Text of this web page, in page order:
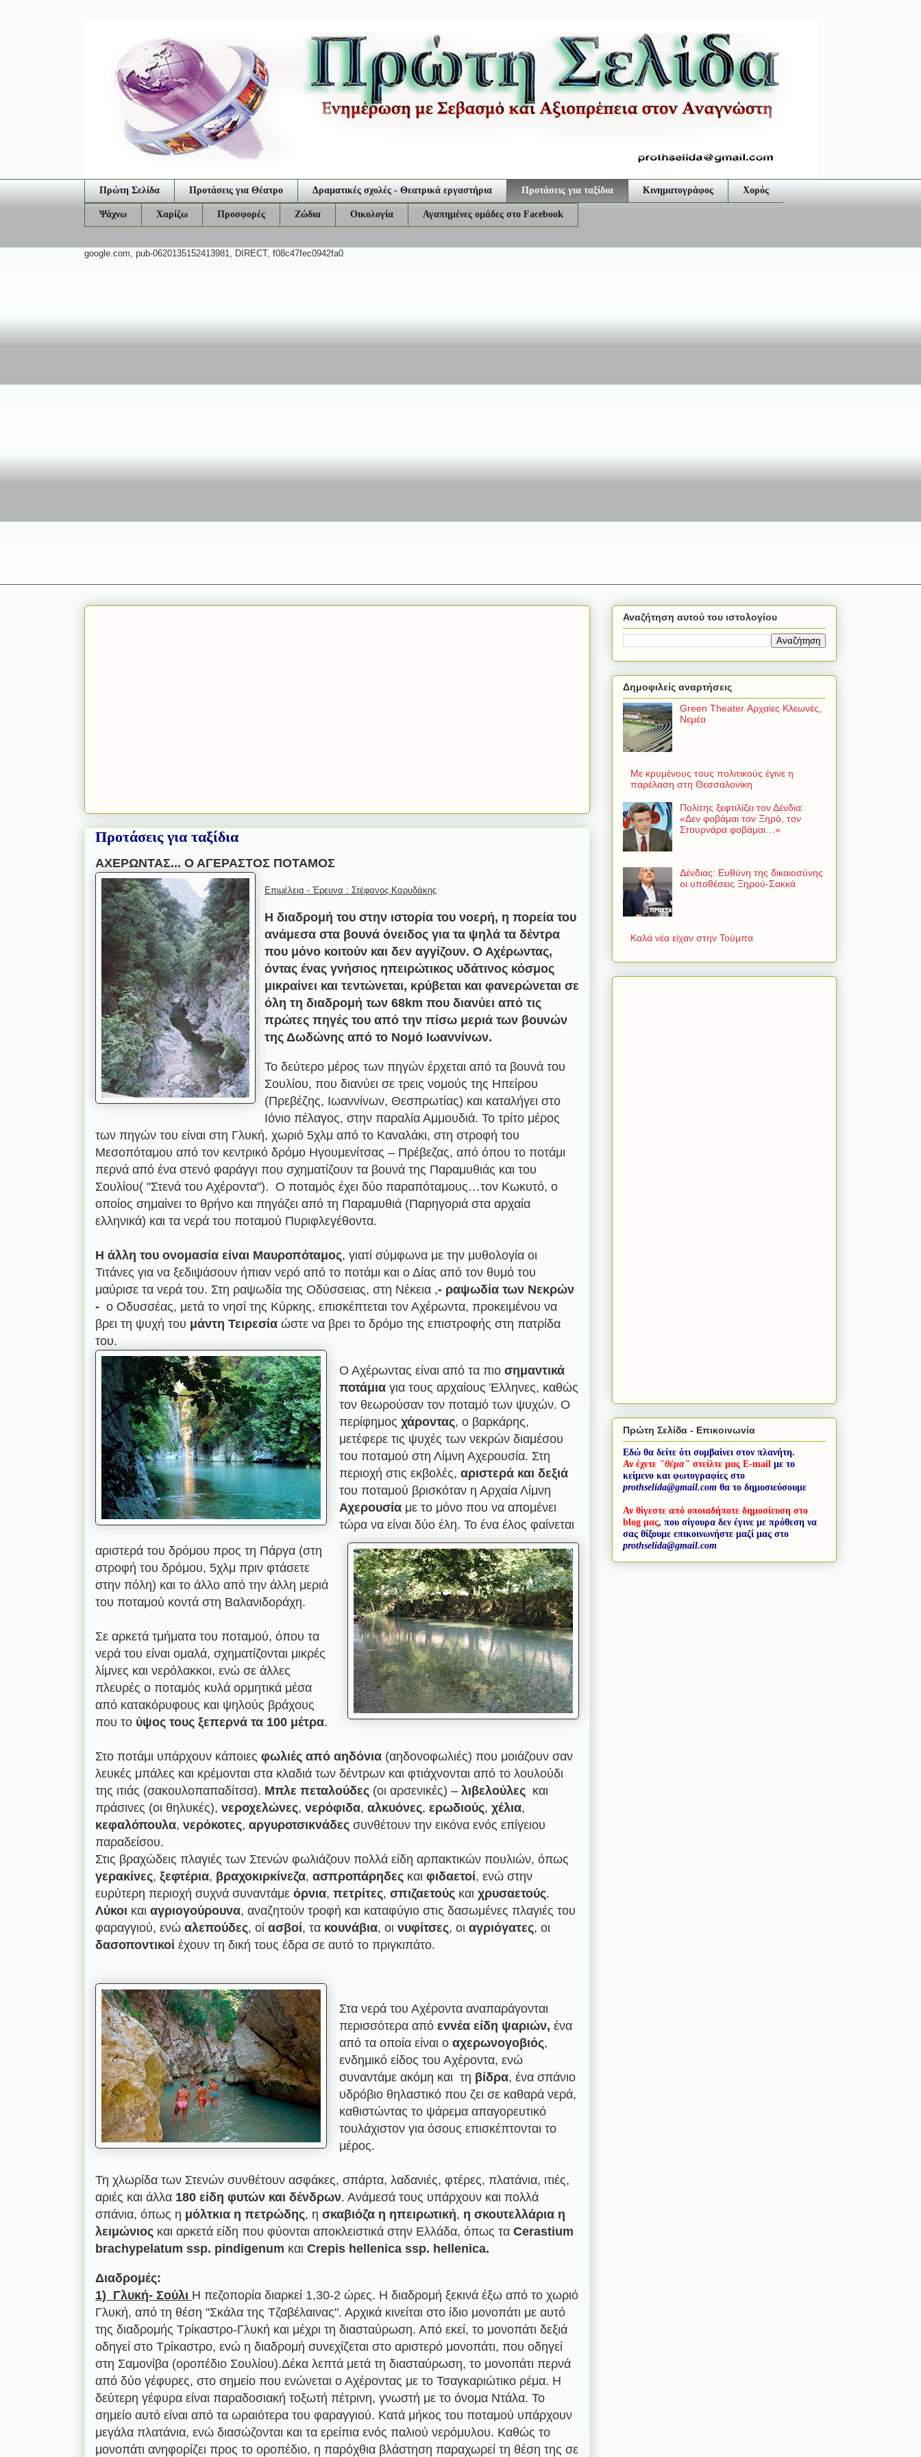
Πρώτη Σελίδα Προτάσεις για Θέατρο Δραματικές σχολές - Θεατρικά εργαστήρια Προτάσεις για ταξίδια Κινηματογράφος Χορός
Ψάχνω Χαρίζω Προσφορές Ζώδια Οικολογία Αγαπημένες ομάδες στο Facebook
google.com, pub-0620135152413981, DIRECT, f08c47fec0942fa0
Προτάσεις για ταξίδια
ΑΧΕΡΩΝΤΑΣ... Ο ΑΓΕΡΑΣΤΟΣ ΠΟΤΑΜΟΣ
Επιμέλεια - Έρευνα : Στέφανος Καρυδάκης
Η διαδρομή του στην ιστορία του νοερή, η πορεία του
ανάμεσα στα βουνά όνειδος για τα ψηλά τα δέντρα
που μόνο κοιτούν και δεν αγγίζουν. Ο Αχέρωντας,
όντας ένας γνήσιος ηπειρώτικος υδάτινος κόσμος
μικραίνει και τεντώνεται, κρύβεται και φανερώνεται σε
όλη τη διαδρομή των 68km που διανύει από τις
πρώτες πηγές του από την πίσω μεριά των βουνών
της Δωδώνης από το Νομό Ιωαννίνων.
Το δεύτερο μέρος των πηγών έρχεται από τα βουνά του
Σουλίου, που διανύει σε τρεις νομούς της Ηπείρου
(Πρεβέζης, Ιωαννίνων, Θεσπρωτίας) και καταλήγει στο
Ιόνιο πέλαγος, στην παραλία Αμμουδιά. Το τρίτο μέρος
των πηγών του είναι στη Γλυκή, χωριό 5χλμ από το Καναλάκι, στη στροφή του
Μεσοπόταμου από τον κεντρικό δρόμο Ηγουμενίτσας – Πρέβεζας, από όπου το ποτάμι
περνά από ένα στενό φαράγγι που σχηματίζουν τα βουνά της Παραμυθιάς και του
Σουλίου( "Στενά του Αχέροντα"). Ο ποταμός έχει δύο παραπόταμους…τον Κωκυτό, ο
οποίος σημαίνει το θρήνο και πηγάζει από τη Παραμυθιά (Παρηγοριά στα αρχαία
ελληνικά) και τα νερά του ποταμού Πυριφλεγέθοντα.
Η άλλη του ονομασία είναι Μαυροπόταμος, γιατί σύμφωνα με την μυθολογία οι
Τιτάνες για να ξεδιψάσουν ήπιαν νερό από το ποτάμι και ο Δίας από τον θυμό του
μαύρισε τα νερά του. Στη ραψωδία της Οδύσσειας, στη Νέκεια ,- ραψωδία των Νεκρών
- ο Οδυσσέας, μετά το νησί της Κύρκης, επισκέπτεται τον Αχέρωντα, προκειμένου να
βρει τη ψυχή του μάντη Τειρεσία ώστε να βρει το δρόμο της επιστροφής στη πατρίδα
του.
Ο Αχέρωντας είναι από τα πιο σημαντικά
ποτάμια για τους αρχαίους Έλληνες, καθώς
τον θεωρούσαν τον ποταμό των ψυχών. Ο
περίφημος χάροντας, ο βαρκάρης,
μετέφερε τις ψυχές των νεκρών διαμέσου
του ποταμού στη Λίμνη Αχερουσία. Στη
περιοχή στις εκβολές, αριστερά και δεξιά
του ποταμού βρισκόταν η Αρχαία Λίμνη
Αχερουσία με το μόνο που να απομένει
τώρα να είναι δύο έλη. Το ένα έλος φαίνεται
αριστερά του δρόμου προς τη Πάργα (στη
στροφή του δρόμου, 5χλμ πριν φτάσετε
στην πόλη) και το άλλο από την άλλη μεριά
του ποταμού κοντά στη Βαλανιδοράχη.
Σε αρκετά τμήματα του ποταμού, όπου τα
νερά του είναι ομαλά, σχηματίζονται μικρές
λίμνες και νερόλακκοι, ενώ σε άλλες
πλευρές ο ποταμός κυλά ορμητικά μέσα
από κατακόρυφους και ψηλούς βράχους
που το ύψος τους ξεπερνά τα 100 μέτρα.
Στο ποτάμι υπάρχουν κάποιες φωλιές από αηδόνια (αηδονοφωλιές) που μοιάζουν σαν
λευκές μπάλες και κρέμονται στα κλαδιά των δέντρων και φτιάχνονται από το λουλούδι
της ιτιάς (σακουλοπαπαδίτσα). Μπλε πεταλούδες (οι αρσενικές) – λιβελούλες και
πράσινες (οι θηλυκές), νεροχελώνες, νερόφιδα, αλκυόνες, ερωδιούς, χέλια,
κεφαλόπουλα, νερόκοτες, αργυροτσικνάδες συνθέτουν την εικόνα ενός επίγειου
παραδείσου.
Στις βραχώδεις πλαγιές των Στενών φωλιάζουν πολλά είδη αρπακτικών πουλιών, όπως
γερακίνες, ξεφτέρια, βραχοκιρκίνεζα, ασπροπάρηδες και φιδαετοί, ενώ στην
ευρύτερη περιοχή συχνά συναντάμε όρνια, πετρίτες, σπιζαετούς και χρυσαετούς.
Λύκοι και αγριογούρουνα, αναζητούν τροφή και καταφύγιο στις δασωμένες πλαγιές του
φαραγγιού, ενώ αλεπούδες, οί ασβοί, τα κουνάβια, οι νυφίτσες, οι αγριόγατες, οι
δασοποντικοί έχουν τη δική τους έδρα σε αυτό το πριγκιπάτο.
Στα νερά του Αχέροντα αναπαράγονται
περισσότερα από εννέα είδη ψαριών, ένα
από τα οποία είναι ο αχερωνογοβιός,
ενδημικό είδος του Αχέροντα, ενώ
συναντάμε ακόμη και τη βίδρα, ένα σπάνιο
υδρόβιο θηλαστικό που ζει σε καθαρά νερά,
καθιστώντας το ψάρεμα απαγορευτικό
τουλάχιστον για όσους επισκέπτονται το
μέρος.
Τη χλωρίδα των Στενών συνθέτουν ασφάκες, σπάρτα, λαδανιές, φτέρες, πλατάνια, ιτιές,
αριές και άλλα 180 είδη φυτών και δένδρων. Ανάμεσά τους υπάρχουν και πολλά
σπάνια, όπως η μόλτκια η πετρώδης, η σκαβιόζα η ηπειρωτική, η σκουτελλάρια η
λειμώνιος και αρκετά είδη που φύονται αποκλειστικά στην Ελλάδα, όπως τα Cerastium
brachypelatum ssp. pindigenum και Crepis hellenica ssp. hellenica.
Διαδρομές:
1) Γλυκή- Σούλι Η πεζοπορία διαρκεί 1,30-2 ώρες. Η διαδρομή ξεκινά έξω από το χωριό
Γλυκή, από τη θέση "Σκάλα της Τζαβέλαινας". Αρχικά κινείται στο ίδιο μονοπάτι με αυτό
της διαδρομής Τρίκαστρο-Γλυκή και μέχρι τη διασταύρωση. Από εκεί, το μονοπάτι δεξιά
οδηγεί στο Τρίκαστρο, ενώ η διαδρομή συνεχίζεται στο αριστερό μονοπάτι, που οδηγεί
στη Σαμονίβα (οροπέδιο Σουλίου).Δέκα λεπτά μετά τη διασταύρωση, το μονοπάτι περνά
από δύο γέφυρες, στο σημείο που ενώνεται ο Αχέροντας με το Τσαγκαριώτικο ρέμα. Η
δεύτερη γέφυρα είναι παραδοσιακή τοξωτή πέτρινη, γνωστή με το όνομα Ντάλα. Το
σημείο αυτό είναι από τα ωραιότερα του φαραγγιού. Κατά μήκος του ποταμού υπάρχουν
μεγάλα πλατάνια, ενώ διασώζονται και τα ερείπια ενός παλιού νερόμυλου. Καθώς το
μονοπάτι ανηφορίζει προς το οροπέδιο, η παρόχθια βλάστηση παραχωρεί τη θέση της σε
Αναζήτηση αυτού του ιστολογίου
Δημοφιλείς αναρτήσεις
Green Theater Αρχαίες Κλεωνές,
Νεμέα
Με κρυμένους τους πολιτικούς έγινε η
παρέλαση στη Θεσσαλονίκη
Πολίτης ξεφτιλίζει τον Δένδια:
«Δεν φοβάμαι τον Ξηρό, τον
Στουρνάρα φοβάμαι…»
Δένδιας: Ευθύνη της δικαιοσύνης
οι υποθέσεις Ξηρού-Σακκά
Καλά νέα είχαν στην Τούμπα
Πρώτη Σελίδα - Επικοινωνία
Εδώ θα δείτε ότι συμβαίνει στον πλανήτη.
Αν έχετε "θέμα" στείλτε μας E-mail με το
κείμενο και φωτογραφίες στο
prothselida@gmail.com θα το δημοσιεύσουμε
Αν θίγεστε από οποιαδήποτε δημοσίευση στο
blog μας, που σίγουρα δεν έγινε με πρόθεση να
σας θίξουμε επικοινωνήστε μαζί μας στο
prothselida@gmail.com